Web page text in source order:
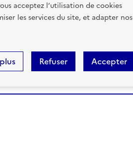
acceptez l’utilisation de cookies
les services du site, et adapter nos
Accepter
Refuser